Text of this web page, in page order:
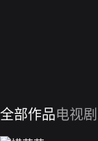
全部作品电视剧